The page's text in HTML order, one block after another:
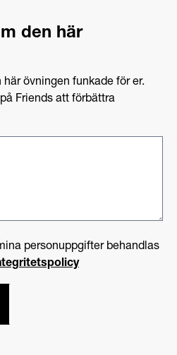
den här
övningen funkade för er.
Friends att förbättra
personuppgifter behandlas